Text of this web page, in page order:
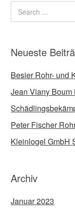
Neueste
Besier Rohr- und
Jean Viany
Peter Fischer
Kleinlogel GmbH
Archiv
Januar 2023